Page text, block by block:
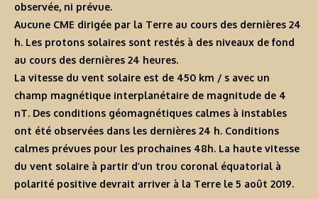
observée, ni prévue.
Aucune CME dirigée par la Terre au cours des dernières 24
h. Les protons solaires sont restés à des niveaux de fond
au cours des dernières 24 heures.
La vitesse du vent solaire est de 450 km / s avec un
champ magnétique interplanétaire de magnitude de 4
nT. Des conditions géomagnétiques calmes à instables
ont été observées dans les dernières 24 h. Conditions
calmes prévues pour les prochaines 48h. La haute vitesse
du vent solaire à partir d’un trou coronal équatorial à
polarité positive devrait arriver à la Terre le 5 août 2019.